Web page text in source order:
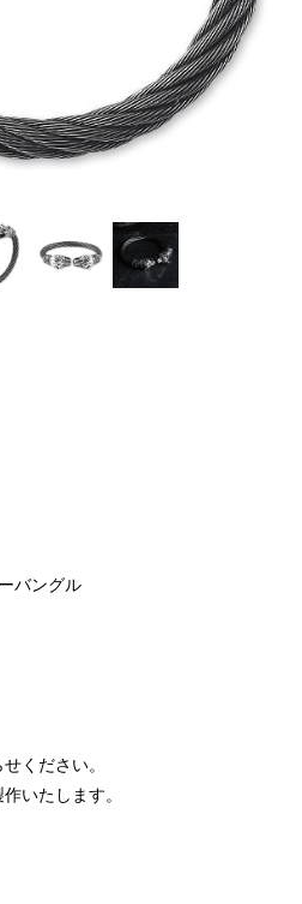
バングル
ください。
いたします。